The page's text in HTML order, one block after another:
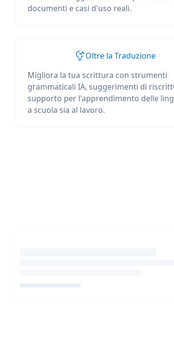
documenti e casi d'uso reali.
Oltre la Traduzione
Migliora la tua scrittura con strumenti
grammaticali IA, suggerimenti di
supporto per l'apprendimento delle
a scuola sia al lavoro.